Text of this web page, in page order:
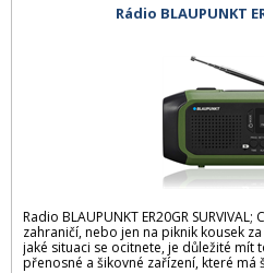
Rádio BLAUPUNKT
Radio BLAUPUNKT ER20GR
zahraničí, nebo jen na piknik kousek
jaké situaci se ocitnete, je důležité mít
přenosné a šikovné zařízení, které má